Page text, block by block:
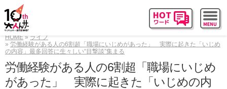
HOME
ライフ
労働経験がある人の6割超「職場にいじめがあった」 実際に起きた「いじめ
の内容」最多回答に生々しい“目撃談”集まる
労働経験がある人の6割超「職場にいじめ
があった」 実際に起きた「いじめの内